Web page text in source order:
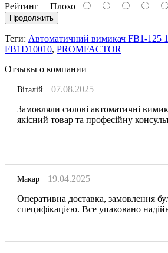
Рейтинг Плохо
Продолжить
Теги: Автоматичний вимикач FB1-125
FB1D10010, PROMFACTOR
Отзывы о компании
Віталій
07.08.2025
Замовляли силові автоматичні
якісний товар та професійну
Макар
19.04.2025
Оперативна доставка, замовлення
специфікацією. Все упаковано